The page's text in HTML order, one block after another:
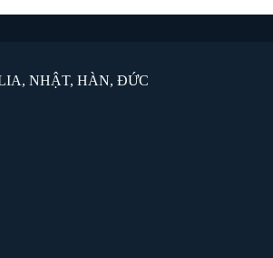
NHẬT, HÀN, ĐỨC